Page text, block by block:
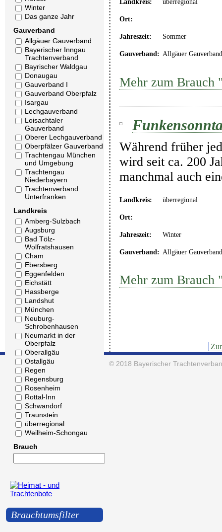
Winter
Das ganze Jahr
Gauverband
Allgäuer Gauverband
Bayerischer Inngau
Trachtenverband
Bayrischer Waldgau
Donaugau
Gauverband I
Gauverband Oberpfalz
Isargau
Lechgauverband
Loisachtaler
Gauverband
Oberer Lechgauverband
Oberpfälzer Gauverband
Trachtengau München
und Umgebung
Trachtengau
Niederbayern
Trachtenverband
Unterfranken
Landkreis
Amberg-Sulzbach
Augsburg
Bad Tölz-
Wolfratshausen
Cham
Ebersberg
Eggenfelden
Eichstätt
Hassberge
Landshut
München
Neuburg-
Schrobenhausen
Neumarkt in der
Oberpfalz
Oberallgäu
Ostallgäu
Regen
Regensburg
Rosenheim
Rottal-Inn
Schwandorf
Traunstein
überregional
Weilheim-Schongau
Brauch
Brauchtumsfilter
Landkreis: überregional
Ort:
Jahreszeit: Sommer
Gauverband: Allgäuer Gauverband
Mehr zum Brauch
Während früher
wird seit ca. 200
manchmal auch
Landkreis: überregional
Ort:
Jahreszeit: Winter
Gauverband: Allgäuer Gauverband
Mehr zum Brauch
© 2018 Bayerischer